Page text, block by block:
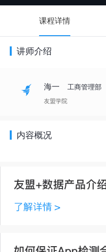
课程详情
讲师介绍
海一 工商管理部
友盟学院
内容概况